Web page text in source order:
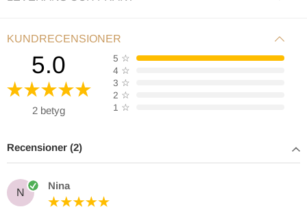
KUNDRECENSIONER
5.0
2 betyg
5 ☆
4 ☆
3 ☆
2 ☆
1 ☆
Recensioner (2)
N
Nina